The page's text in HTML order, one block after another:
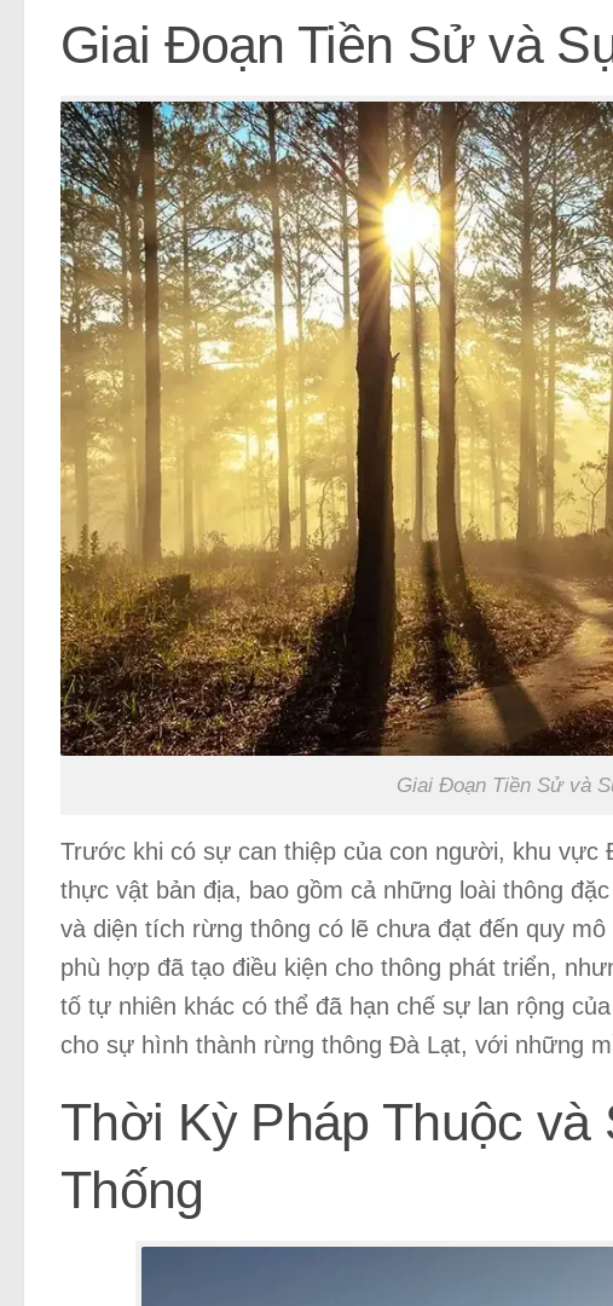
Giai Đoạn Tiền Sử và
Giai Đoạn Tiền Sử và
Trước khi có sự can thiệp của con người, khu vực
thực vật bản địa, bao gồm cả những loài thông
và diện tích rừng thông có lẽ chưa đạt đến quy
phù hợp đã tạo điều kiện cho thông phát triển,
tố tự nhiên khác có thể đã hạn chế sự lan rộng
cho sự hình thành rừng thông Đà Lạt, với những
Thời Kỳ Pháp Thuộc và
Thống